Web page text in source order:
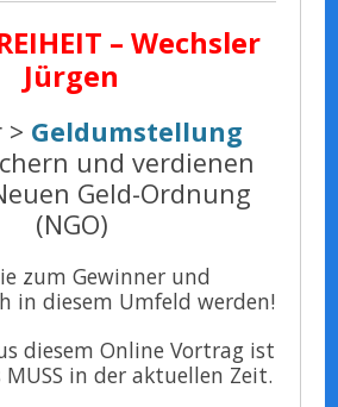
– Wechsler
Jürgen
> Geldumstellung
und verdienen
Geld-Ordnung
(NGO)
zum Gewinner und
in diesem Umfeld werden!
diesem Online Vortrag ist
in der aktuellen Zeit.